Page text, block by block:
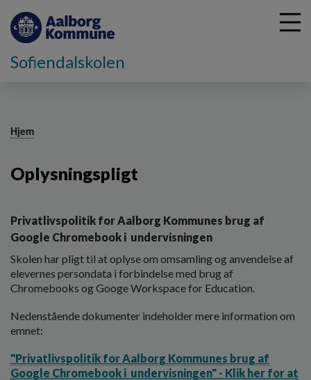
Sofiendalskolen
Hjem
Oplysningspligt
Privatlivspolitik for Aalborg Kommunes brug af
Google Chromebook i undervisningen
Skolen har pligt til at oplyse om omsamling og anvendelse af
elevernes persondata i forbindelse med brug af
Chromebooks og Googe Workspace for Education.
Nedenstående dokumenter indeholder mere information om
emnet:
"Privatlivspolitik for Aalborg Kommunes brug af
Google Chromebook i undervisningen" - Klik her for at